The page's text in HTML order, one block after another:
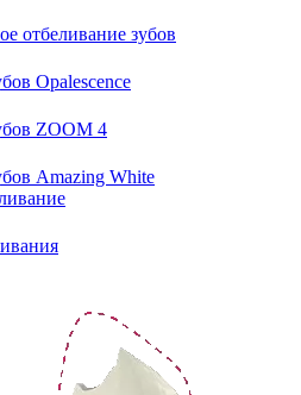
отбеливание зубов
Opalescence
ZOOM 4
Amazing White